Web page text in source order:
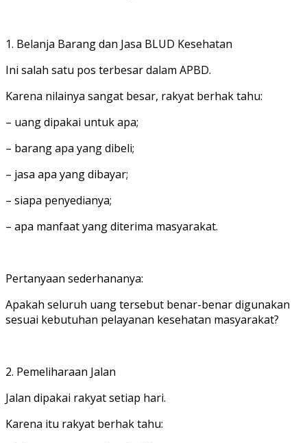
1. Belanja Barang dan Jasa BLUD Kesehatan
Ini salah satu pos terbesar dalam APBD.
Karena nilainya sangat besar, rakyat berhak tahu:
– uang dipakai untuk apa;
– barang apa yang dibeli;
– jasa apa yang dibayar;
– siapa penyedianya;
– apa manfaat yang diterima masyarakat.
Pertanyaan sederhananya:
Apakah seluruh uang tersebut benar-benar digunakan
sesuai kebutuhan pelayanan kesehatan masyarakat?
2. Pemeliharaan Jalan
Jalan dipakai rakyat setiap hari.
Karena itu rakyat berhak tahu: